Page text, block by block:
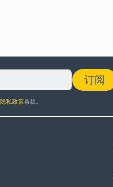
订阅
隐私政策条款。